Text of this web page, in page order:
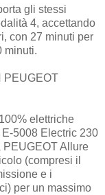
gli stessi
4, accettando
con 27 minuti per
minuti.
PEUGEOT
elettriche
5008 Electric 230
PEUGEOT Allure
(compresi il
e i
per un massimo